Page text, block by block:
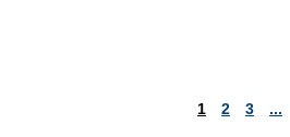
1 2 3 ...